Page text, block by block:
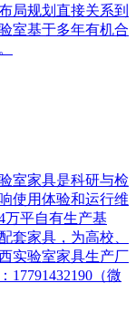
局规划直接关系到
室基于多年有机合
室家具是科研与检
使用体验和运行维
万平自有生产基
套家具，为高校、
实验室家具生产厂
17791432190（微